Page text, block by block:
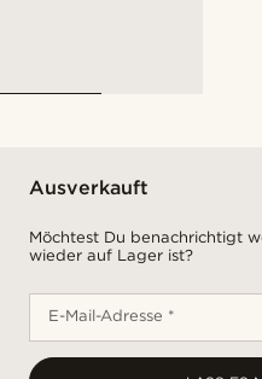
Ausverkauft
Möchtest Du benachrichtigt
wieder auf Lager ist?
E-Mail-Adresse *